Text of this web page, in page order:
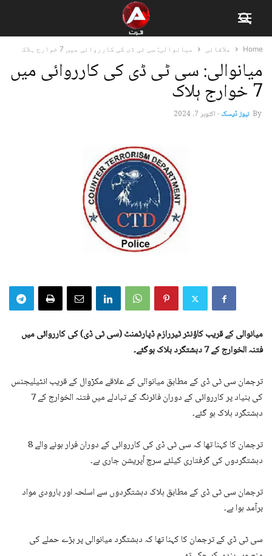
Home علاقائی میانوالی: سی ٹی ڈی کی کارروائی میں 7 خوارج ہلاک
میانوالی: سی ٹی ڈی کی کارروائی میں
7 خوارج ہلاک
By نیوز ڈیسک-اکتوبر 7, 2024
میانوالی کے قریب کاؤنٹر ٹیررازم ڈپارٹمنٹ (سی ٹی ڈی) کی کارروائی میں
فتنہ الخوارج کے 7 دہشتگرد ہلاک ہوگئے۔
ترجمان سی ٹی ڈی کے مطابق میانوالی کے علاقے مکڑوال کے قریب انٹیلیجنس
کی بنیاد پر کارروائی کے دوران فائرنگ کے تبادلے میں فتنہ الخوارج کے 7
دہشتگرد ہلاک ہو گئے۔
ترجمان کا کہنا تھا کہ سی ٹی ڈی کی کارروائی کے دوران فرار ہونے والے 8
دہشتگردوں کی گرفتاری کیلئے سرچ آپریشن جاری ہے۔
ترجمان سی ٹی ڈی کے مطابق ہلاک دہشتگردوں سے اسلحہ اور بارودی مواد
برآمد ہوا ہے۔
سی ٹی ڈی کے ترجمان کا کہنا تھا کہ دہشتگرد میانوالی پر بڑے حملے کی